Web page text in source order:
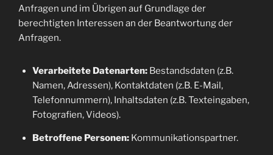
Anfragen und im Übrigen auf Grundlage der
berechtigten Interessen an der Beantwortung der
Anfragen.
Verarbeitete Datenarten:Bestandsdaten (z.B.
Namen, Adressen), Kontaktdaten (z.B. E-Mail,
Telefonnummern), Inhaltsdaten (z.B. Texteingaben,
Fotografien, Videos).
Betroffene Personen:Kommunikationspartner.